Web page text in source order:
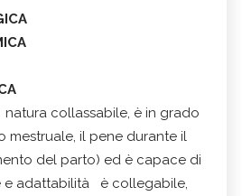
collassabile, è in grado
mestruale, il pene durante il
del parto) ed è capace di
e adattabilità è collegabile,